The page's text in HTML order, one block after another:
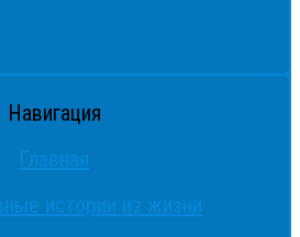
Навигация
Главная
истории из жизни